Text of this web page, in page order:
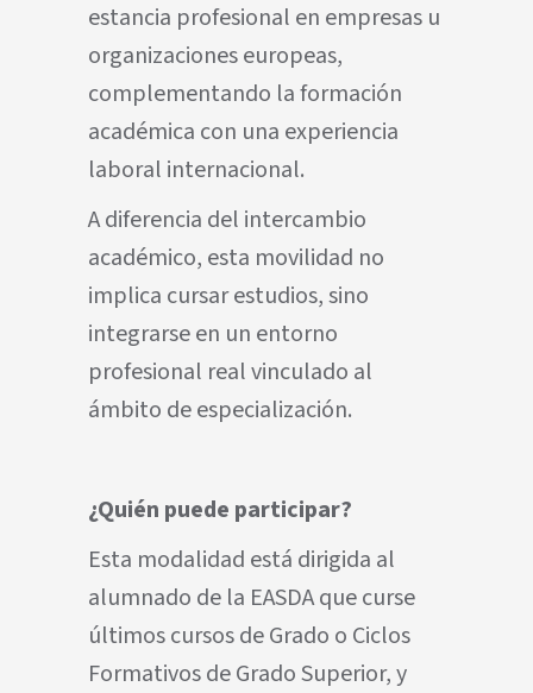
estancia profesional en empresas u
organizaciones europeas,
complementando la formación
académica con una experiencia
laboral internacional.
A diferencia del intercambio
académico, esta movilidad no
implica cursar estudios, sino
integrarse en un entorno
profesional real vinculado al
ámbito de especialización.
¿Quién puede participar?
Esta modalidad está dirigida al
alumnado de la EASDA que curse
últimos cursos de Grado o Ciclos
Formativos de Grado Superior, y